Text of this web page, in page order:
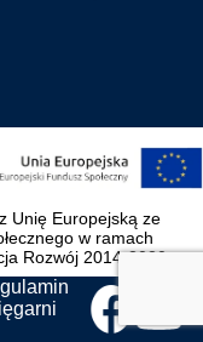
Unię Europejską ze
w ramach
Rozwój 2014-2020.